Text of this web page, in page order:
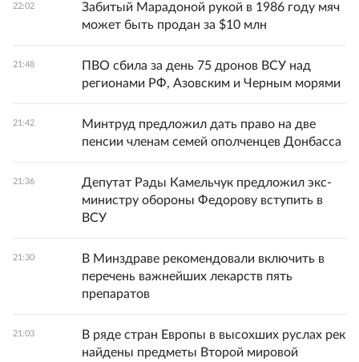
22:02
Забитый Марадоной рукой в 1986 году мяч
может быть продан за $10 млн
21:48
ПВО сбила за день 75 дронов ВСУ над
регионами РФ, Азовским и Черным морями
21:42
Минтруд предложил дать право на две
пенсии членам семей ополченцев Донбасса
21:36
Депутат Рады Камельчук предложил экс-
министру обороны Федорову вступить в
ВСУ
21:30
В Минздраве рекомендовали включить в
перечень важнейших лекарств пять
препаратов
21:03
В ряде стран Европы в высохших руслах рек
найдены предметы Второй мировой